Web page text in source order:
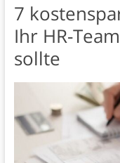
7
Ihr HR-
sollte